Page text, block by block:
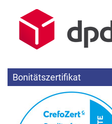
Bonitätszertifikat